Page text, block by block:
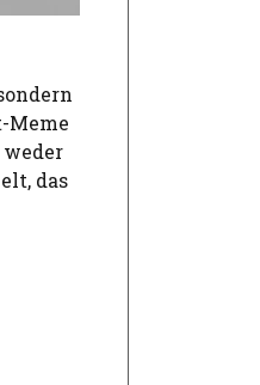
Meme
das